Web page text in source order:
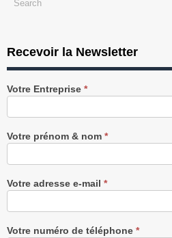
Recevoir la Newsletter
Recevez
notre
gratuitement
Votre Entreprise *
Votre prénom & nom *
Votre adresse e-mail *
Votre numéro de téléphone *